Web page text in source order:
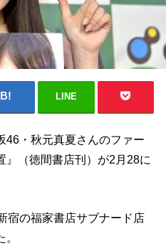
LINE
46・秋元真夏さんのファー
』（徳間書店刊）が2月28に
宿の福家書店サブナード店